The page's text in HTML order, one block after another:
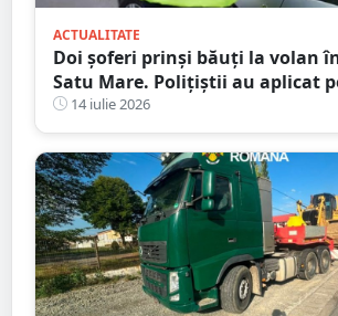
ACTUALITATE
Doi șoferi prinși băuți la volan
Satu Mare. Polițiștii au aplicat
amenzi într-o singură zi
14 iulie 2026